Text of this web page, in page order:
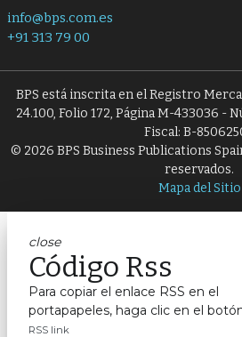
info@bps.com.es
+91 313 79 00
BPS está inscrita en el Registro
24.100, Folio 172, Página M-433036 -
Fiscal: B-
© 2026 BPS Business Publications
reservados.
Mapa del Sitio
close
Código Rss
Para copiar el enlace RSS en el
portapapeles, haga clic en el
RSS link